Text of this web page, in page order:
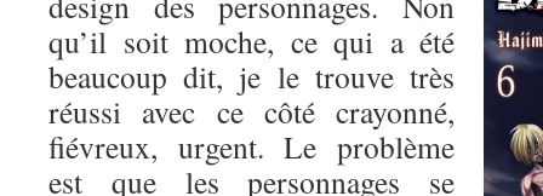
qu’il soit moche, ce qui a été
beaucoup dit, je le trouve très
réussi avec ce côté crayonné,
fiévreux, urgent. Le problème
est que les personnages se